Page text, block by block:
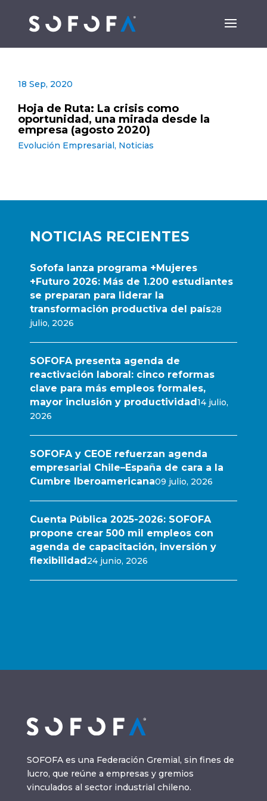
NOTICIAS RECIENTES
Sofofa lanza programa +Mujeres
+Futuro 2026: Más de 1.200 estudiantes
se preparan para liderar la
transformación productiva del país28
julio, 2026
SOFOFA presenta agenda de
reactivación laboral: cinco reformas
clave para más empleos formales,
mayor inclusión y productividad14 julio,
2026
SOFOFA y CEOE refuerzan agenda
empresarial Chile–España de cara a la
Cumbre Iberoamericana09 julio, 2026
Cuenta Pública 2025-2026: SOFOFA
propone crear 500 mil empleos con
agenda de capacitación, inversión y
flexibilidad24 junio, 2026
18 Sep, 2020
Hoja de Ruta: La crisis como
oportunidad, una mirada desde la
empresa (agosto 2020)
Evolución Empresarial, Noticias
SOFOFA es una Federación Gremial, sin fines de
lucro, que reúne a empresas y gremios
vinculados al sector industrial chileno.